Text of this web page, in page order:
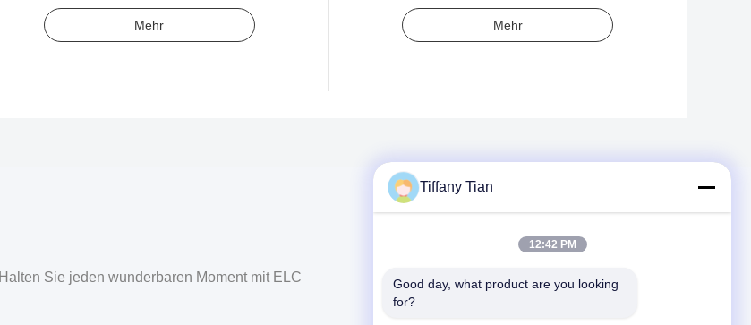
Mehr Mehr
Halten Sie jeden wunderbaren Moment mit ELC
Tiffany Tian
12:42 PM
Good day, what product are you looking
for?